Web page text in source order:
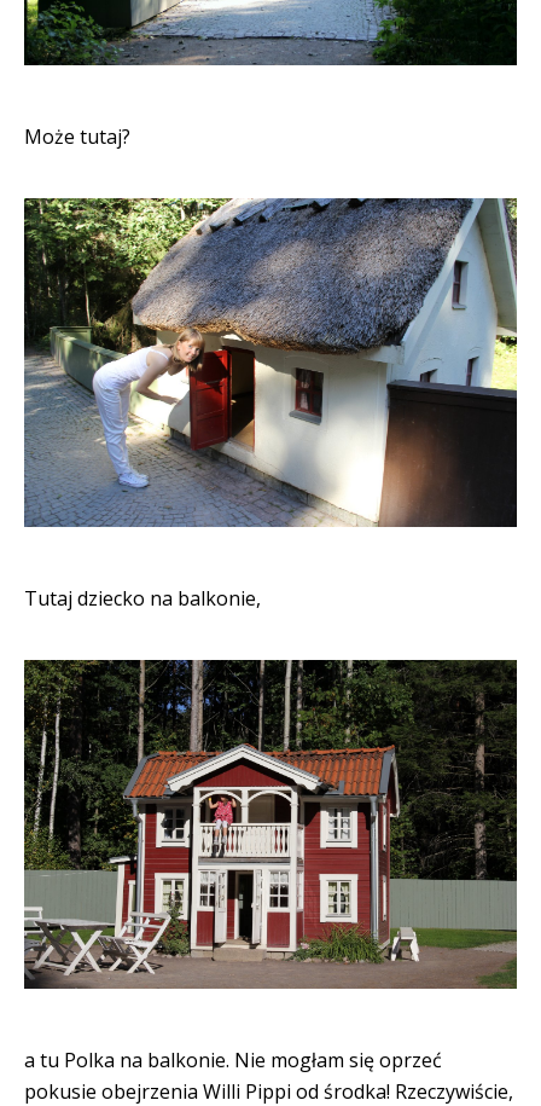
Może tutaj?
Tutaj dziecko na balkonie,
a tu Polka na balkonie. Nie mogłam się oprzeć
pokusie obejrzenia Willi Pippi od środka! Rzeczywiście,